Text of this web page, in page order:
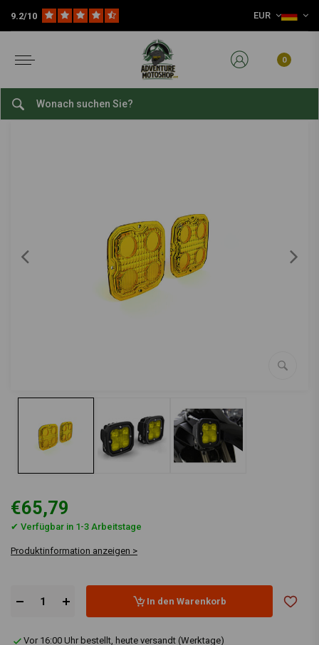
9.2/10 EUR
0
Teile Motorradbeleuchtung TriOptic™ Linsen-Kit Für D4-LED-Leuchten | Linsenfarbe Wählen
TriOptic™ Linsen-Kit Für D4-LED-Leuchten |
0/5 (0 reviews)
€65,79
✔ Verfügbar in 1-3 Arbeitstage
Produktinformation anzeigen >
In den Warenkorb
Vor 16:00 Uhr bestellt, heute versandt (Werktage)